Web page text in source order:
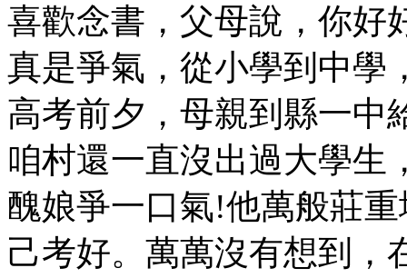
喜歡念書，父母說，你好
真是爭氣，從小學到中學
高考前夕，母親到縣一中
咱村還一直沒出過大學生
醜娘爭一口氣!他萬般莊
己考好。萬萬沒有想到，